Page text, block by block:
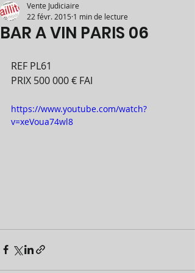
BAR A VIN PARIS 06
Vente Judiciaire
22 févr. 2015 1 min de lecture
REF PL61
PRIX 500 000 € FAI
https://www.youtube.com/watch?
v=xeVoua74wl8